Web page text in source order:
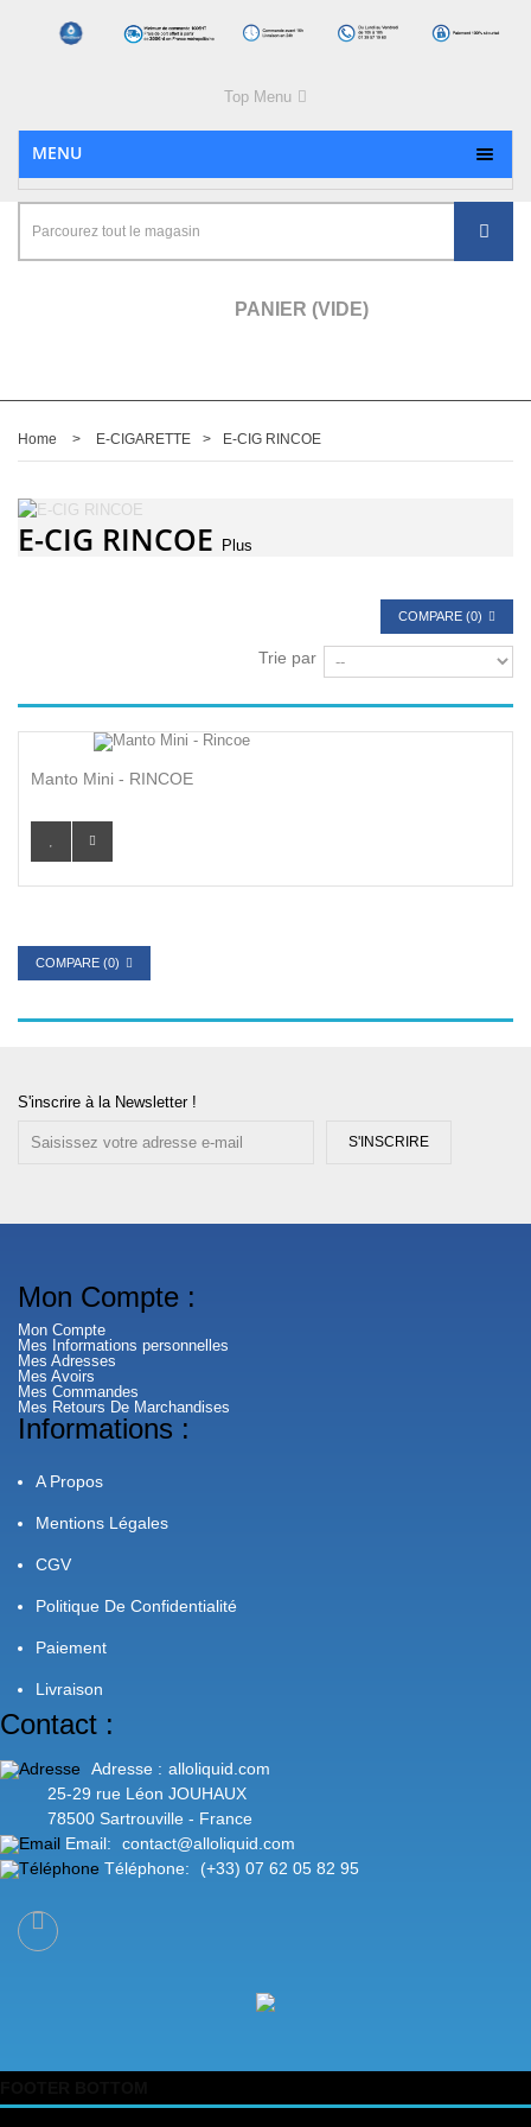
Top Menu
MENU
PANIER (VIDE)
Home > E-CIGARETTE > E-CIG RINCOE
E-CIG RINCOE Plus
COMPARE (0)
Trie par
Manto Mini - RINCOE
COMPARE (0)
S'inscrire à la Newsletter !
S'INSCRIRE
Mon Compte :
Mon Compte
Mes Informations personnelles
Mes Adresses
Mes Avoirs
Mes Commandes
Mes Retours De Marchandises
Informations :
A Propos
Mentions Légales
CGV
Politique De Confidentialité
Paiement
Livraison
Contact :
Adresse : alloliquid.com
25-29 rue Léon JOUHAUX
78500 Sartrouville - France
Email:
contact@alloliquid.com
Téléphone:
(+33) 07 62 05 82 95